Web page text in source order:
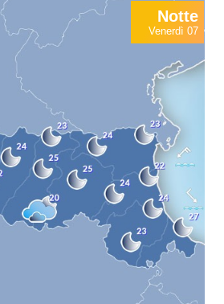
Notte
Venerdì 07